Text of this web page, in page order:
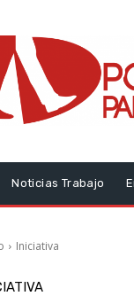
Noticias Trabajo
Iniciativa